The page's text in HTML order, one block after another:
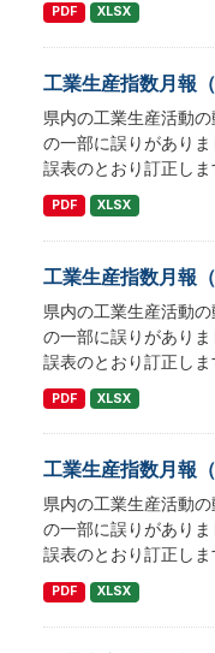
PDF XLSX
工業生産指数月報
県内の工業生産活動
の一部に誤りがあり
誤表のとおり訂正し
PDF XLSX
工業生産指数月報
県内の工業生産活動
の一部に誤りがあり
誤表のとおり訂正し
PDF XLSX
工業生産指数月報
県内の工業生産活動
の一部に誤りがあり
誤表のとおり訂正し
PDF XLSX